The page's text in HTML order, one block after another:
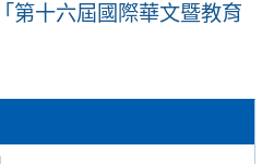
「第十六屆國際華文暨教育